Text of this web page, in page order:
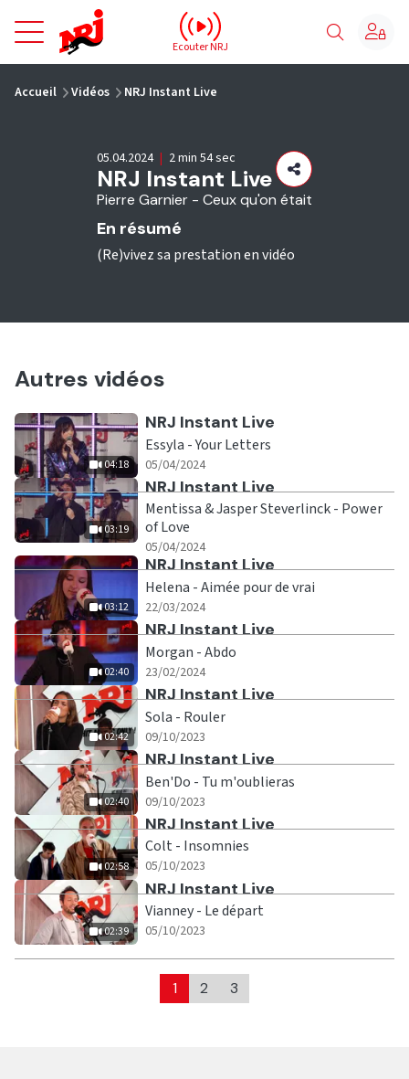
NRJ - Accueil
Ecouter NRJ
Accueil Vidéos NRJ Instant Live
NRJ Instant Live
Pierre Garnier - Ceux qu'on était
05.04.2024 | 2 min 54 sec
En résumé
(Re)vivez sa prestation en vidéo
Autres vidéos
04:18
Ecouter
NRJ Instant Live
Essyla - Your Letters
05/04/2024
03:19
Ecouter
NRJ Instant Live
Mentissa & Jasper Steverlinck - Power
of Love
05/04/2024
03:12
Ecouter
NRJ Instant Live
Helena - Aimée pour de vrai
22/03/2024
02:40
Ecouter
NRJ Instant Live
Morgan - Abdo
23/02/2024
02:42
Ecouter
NRJ Instant Live
Sola - Rouler
09/10/2023
02:40
Ecouter
NRJ Instant Live
Ben'Do - Tu m'oublieras
09/10/2023
02:58
Ecouter
NRJ Instant Live
Colt - Insomnies
05/10/2023
02:39
Ecouter
NRJ Instant Live
Vianney - Le départ
05/10/2023
1 2 3